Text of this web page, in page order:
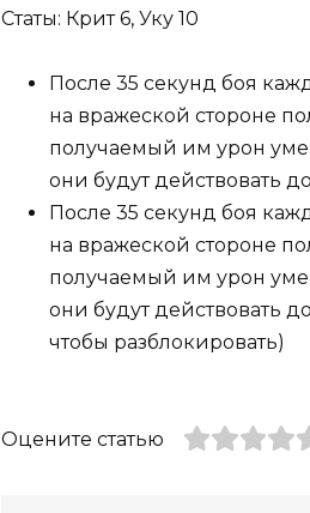
Статы: Крит 6, Уку 10
После 35 секунд боя
на вражеской стороне
получаемый им урон
они будут действовать
После 35 секунд боя
на вражеской стороне
получаемый им урон
они будут действовать
чтобы разблокировать)
Оцените статью